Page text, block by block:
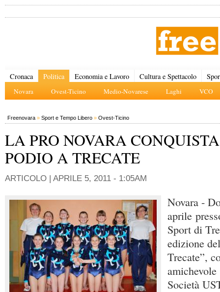
Cronaca Politica
Novara Ovest-Ticino Medio-Novarese Laghi VCO
Economia e Lavoro Cultura e Spettacolo
Freenovara » Sport e Tempo Libero » Ovest-Ticino
LA PRO NOVARA
PODIO A TRECATE
ARTICOLO | APRILE 5, 2011 - 1:05AM
Novara -
aprile
Sport di
edizione
Trecate”,
Società